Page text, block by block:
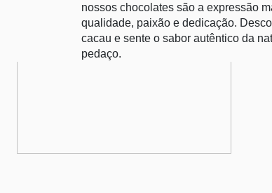
nossos chocolates são a expressão
qualidade, paixão e dedicação.
cacau e sente o sabor autêntico da
pedaço.